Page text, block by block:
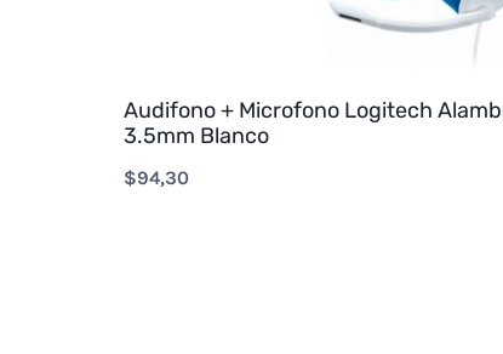
Audifono + Microfono Logitech
3.5mm Blanco
$94,30